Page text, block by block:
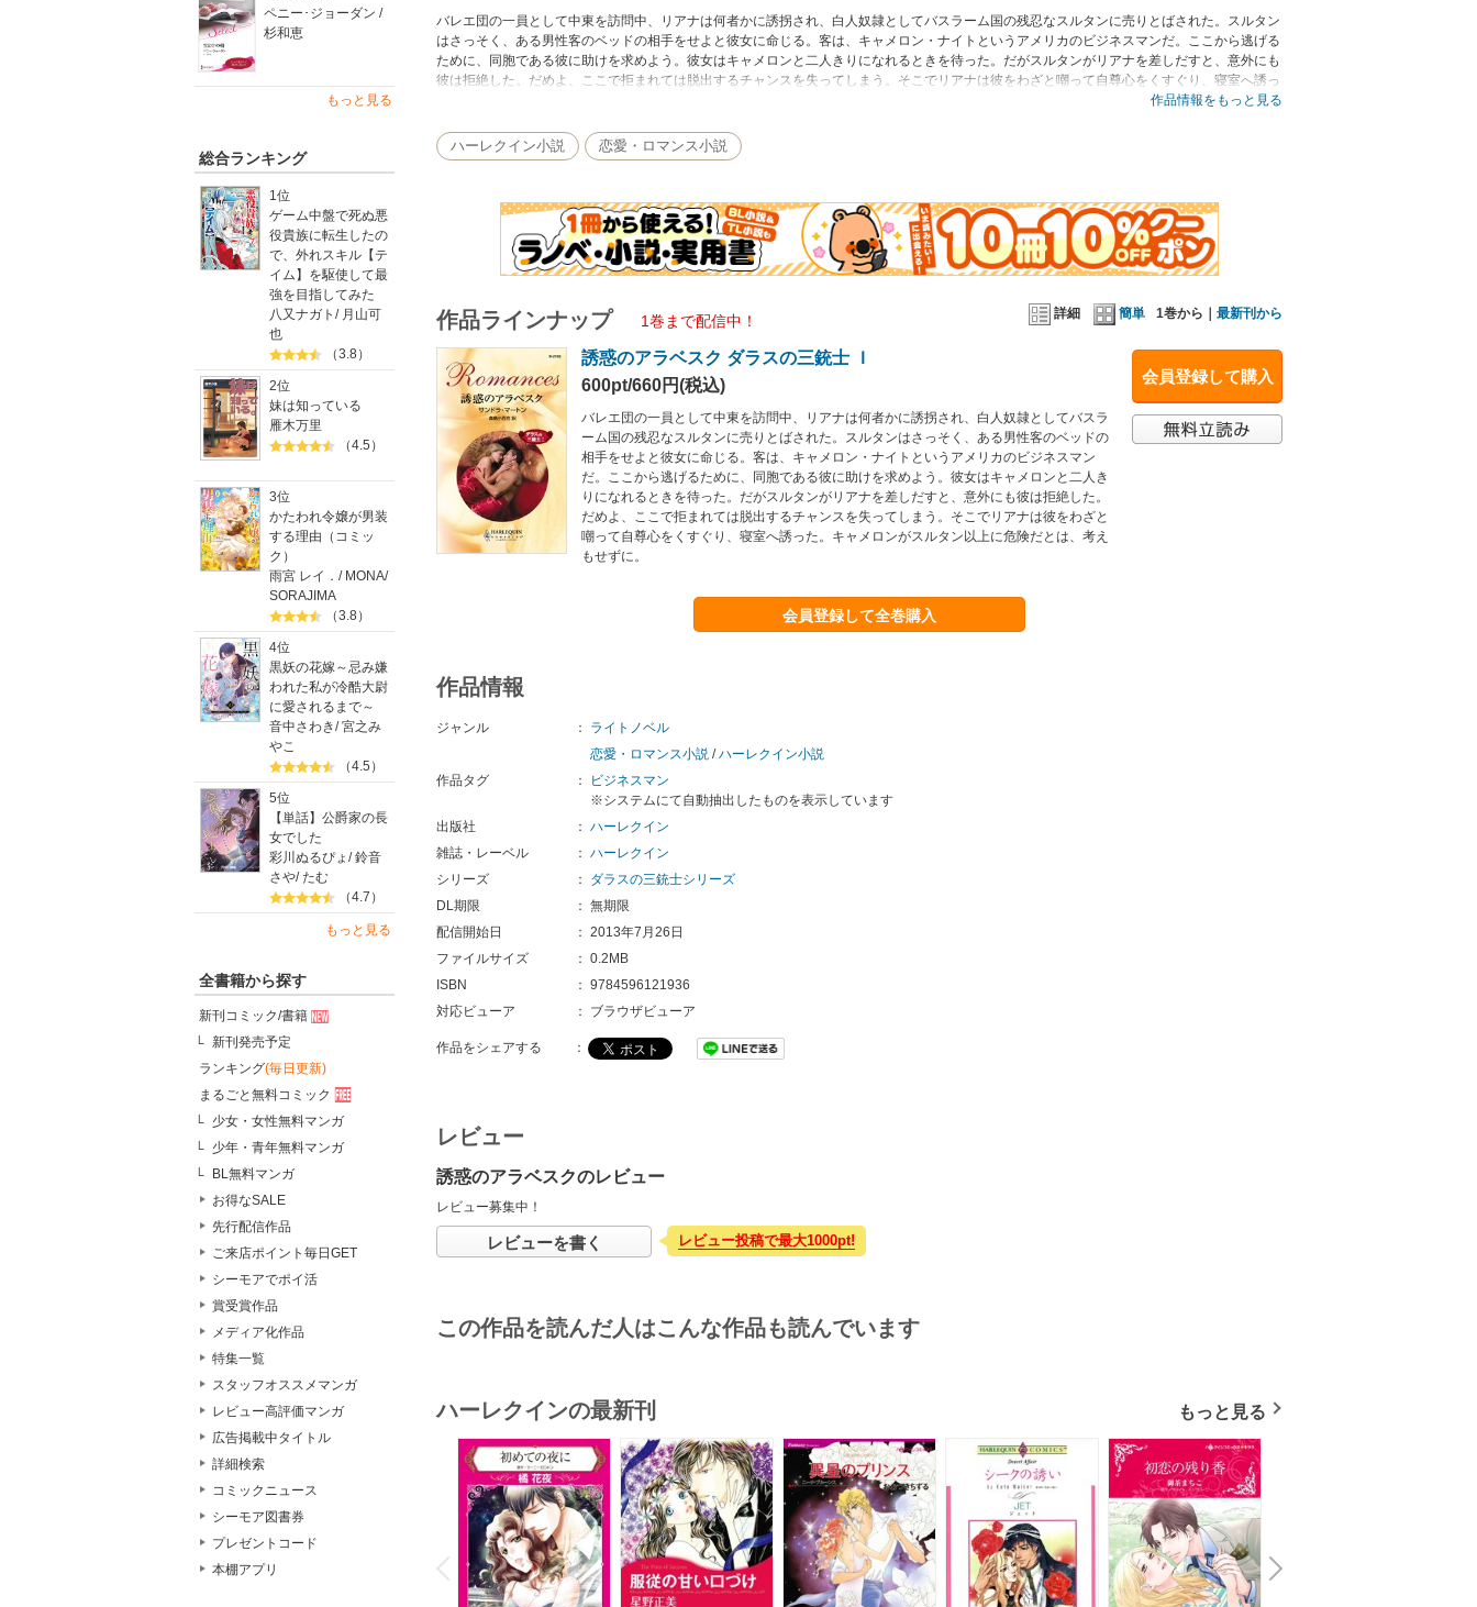
ペニー･ジョーダン /
杉和恵
もっと見る
総合ランキング
1位
ゲーム中盤で死ぬ悪
役貴族に転生したの
で、外れスキル【テ
イム】を駆使して最
強を目指してみた
八又ナガト / 月山可
也
（3.8）
2位
妹は知っている
雁木万里
（4.5）
3位
かたわれ令嬢が男装
する理由（コミッ
ク）
雨宮 レイ． / MONA/
SORAJIMA
（3.8）
4位
黒妖の花嫁～忌み嫌
われた私が冷酷大尉
に愛されるまで～
音中さわき/宮之み
やこ
（4.5）
5位
【単話】公爵家の長
女でした
彩川ぬるぴょ /鈴音
さや/たむ
（4.7）
もっと見る
全書籍から探す
新刊コミック/書籍
新刊発売予定
ランキング(毎日更新)
まるごと無料コミック
少女・女性無料マンガ
少年・青年無料マンガ
BL無料マンガ
お得なSALE
先行配信作品
ご来店ポイント毎日GET
シーモアでポイ活
賞受賞作品
メディア化作品
特集一覧
スタッフオススメマンガ
レビュー高評価マンガ
広告掲載中タイトル
詳細検索
コミックニュース
シーモア図書券
プレゼントコード
本棚アプリ
バレエ団の一員として中東を訪問中、リアナは何者かに誘拐され、白人奴隷としてバスラーム国の残忍なスルタンに売りとばされた。スルタン
はさっそく、ある男性客のベッドの相手をせよと彼女に命じる。客は、キャメロン・ナイトというアメリカのビジネスマンだ。ここから逃げる
ために、同胞である彼に助けを求めよう。彼女はキャメロンと二人きりになれるときを待った。だがスルタンがリアナを差しだすと、意外にも
彼は拒絶した。だめよ、ここで拒まれては脱出するチャンスを失ってしまう。そこでリアナは彼をわざと嘲って自尊心をくすぐり、寝室へ誘っ
作品情報をもっと見る
ハーレクイン小説 恋愛・ロマンス小説
詳細 簡単 1巻から｜ 最新刊から
作品ラインナップ 1巻まで配信中！
会員登録して購入
誘惑のアラベスク ダラスの三銃士 Ｉ
600pt/660円(税込)
バレエ団の一員として中東を訪問中、リアナは何者かに誘拐され、白人奴隷としてバスラ
ーム国の残忍なスルタンに売りとばされた。スルタンはさっそく、ある男性客のベッドの
相手をせよと彼女に命じる。客は、キャメロン・ナイトというアメリカのビジネスマン
だ。ここから逃げるために、同胞である彼に助けを求めよう。彼女はキャメロンと二人き
りになれるときを待った。だがスルタンがリアナを差しだすと、意外にも彼は拒絶した。
だめよ、ここで拒まれては脱出するチャンスを失ってしまう。そこでリアナは彼をわざと
嘲って自尊心をくすぐり、寝室へ誘った。キャメロンがスルタン以上に危険だとは、考え
もせずに。
会員登録して全巻購入
作品情報
ジャンル ：
ライトノベル
恋愛・ロマンス小説 /ハーレクイン小説
作品タグ
：
ビジネスマン
※システムにて自動抽出したものを表示しています
出版社
： ハーレクイン
雑誌・レーベル
： ハーレクイン
シリーズ
：
ダラスの三銃士シリーズ
DL期限
： 無期限
配信開始日
： 2013年7月26日
ファイルサイズ
： 0.2MB
ISBN
： 9784596121936
対応ビューア
： ブラウザビューア
作品をシェアする ：
レビュー
誘惑のアラベスクのレビュー
レビュー募集中！
レビューを書く レビュー投稿で最大1000pt!
この作品を読んだ人はこんな作品も読んでいます
ハーレクインの最新刊 もっと見る
P
r
e
i
o
u
s
N
e
x
t